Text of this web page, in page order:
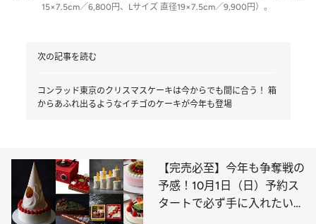
15×7.5cm／6,800円、Lサイズ 直径19×7.5cm／9,900円）。
次の記事を読む
コンラッド東京のクリスマスケーキは今からでも間に合う！ 箱
からあふれ出るようなイチゴのケーキが今年も登場
【完売必至】今年も争奪戦の
予感！10月1日（日）予約ス
タートで必ず手に入れたい限